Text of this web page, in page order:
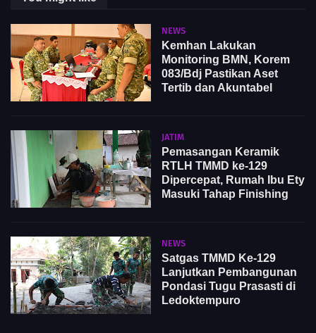
NEWS
Kemhan Lakukan
Monitoring BMN, Korem
083/Bdj Pastikan Aset
Tertib dan Akuntabel
JATIM
Pemasangan Keramik
RTLH TMMD ke-129
Dipercepat, Rumah Ibu Ety
Masuki Tahap Finishing
NEWS
Satgas TMMD Ke-129
Lanjutkan Pembangunan
Pondasi Tugu Prasasti di
Ledoktempuro